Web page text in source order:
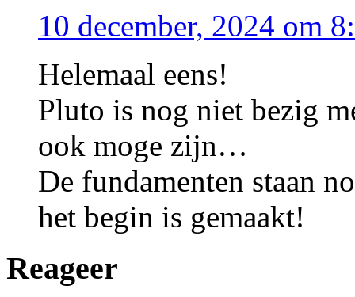
10 december, 2024 om
Helemaal eens!
Pluto is nog niet bezig
ook moge zijn…
De fundamenten staan
het begin is gemaakt!
Reageer